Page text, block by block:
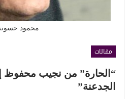
محمود
مقالات
“الحارة” من نجيب محفوظ
الجدعنة”